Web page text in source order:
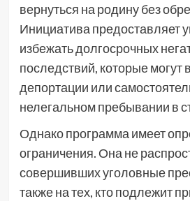
вернуться на родину без
Инициатива предоставляет
избежать долгосрочных
последствий, которые могут
депортации или
нелегальном пребывании в
Однако программа имеет
ограничения. Она не
совершивших уголовные
также на тех, кто подлежит